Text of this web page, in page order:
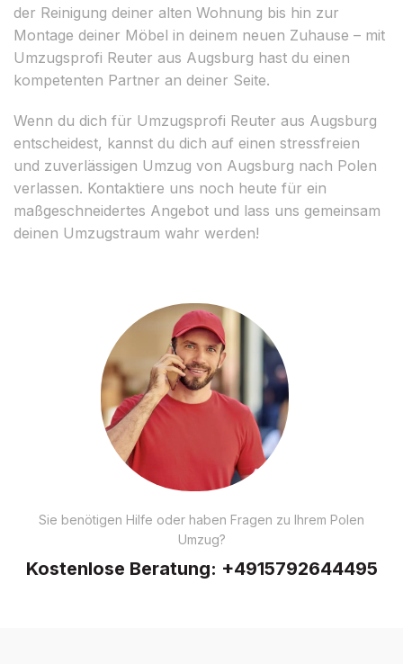
der Reinigung deiner alten Wohnung bis hin zur
Montage deiner Möbel in deinem neuen Zuhause – mit
Umzugsprofi Reuter aus Augsburg hast du einen
kompetenten Partner an deiner Seite.
Wenn du dich für Umzugsprofi Reuter aus Augsburg
entscheidest, kannst du dich auf einen stressfreien
und zuverlässigen Umzug von Augsburg nach Polen
verlassen. Kontaktiere uns noch heute für ein
maßgeschneidertes Angebot und lass uns gemeinsam
deinen Umzugstraum wahr werden!
Sie benötigen Hilfe oder haben Fragen zu Ihrem Polen
Umzug?
Kostenlose Beratung: +4915792644495